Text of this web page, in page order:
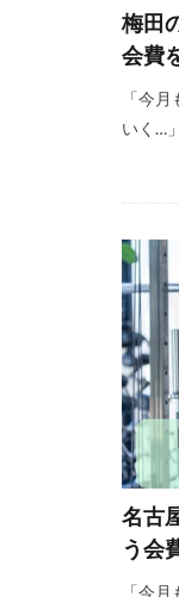
梅田
会費
「今
いく…
名古
う会
「今